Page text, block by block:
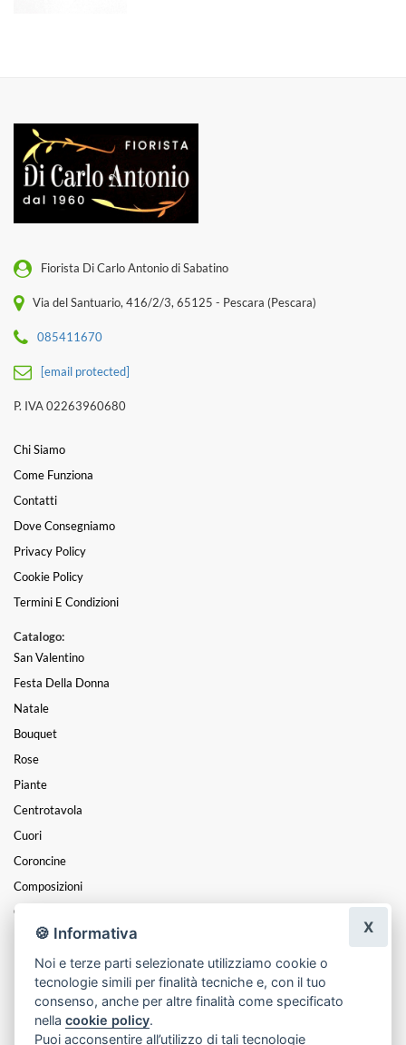
Fiorista Di Carlo Antonio di Sabatino
Via del Santuario, 416/2/3, 65125 - Pescara (Pescara)
085411670
[email protected]
P. IVA 02263960680
Chi Siamo
Come Funziona
Contatti
Dove Consegniamo
Privacy Policy
Cookie Policy
Termini E Condizioni
Catalogo:
San Valentino
Festa Della Donna
Natale
Bouquet
Rose
Piante
Centrotavola
Cuori
Coroncine
Composizioni
Cesti
Mazzi
Funebre
Festa Della Mamma
🍪 Informativa
Noi e terze parti selezionate utilizziamo cookie o
tecnologie simili per finalità tecniche e, con il tuo
consenso, anche per altre finalità come specificato
nellacookie policy.
Puoi acconsentire all’utilizzo di tali tecnologie
X